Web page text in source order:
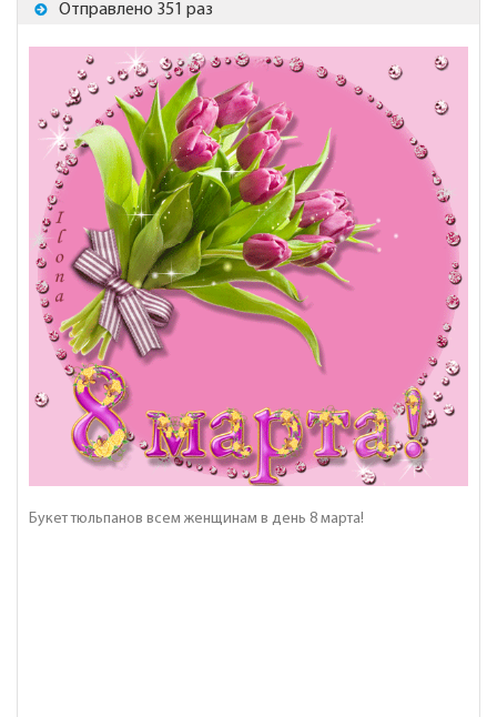
Отправлено 351 раз
Букет тюльпанов всем женщинам в день 8 марта!